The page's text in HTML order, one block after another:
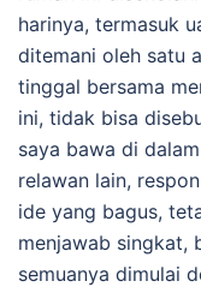
harinya, termasuk
ditemani oleh satu
tinggal bersama
ini, tidak bisa
saya bawa di
relawan lain,
ide yang bagus,
menjawab singkat,
semuanya dimulai